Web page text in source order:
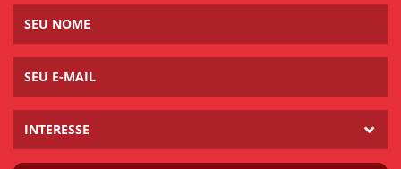
INTERESSE